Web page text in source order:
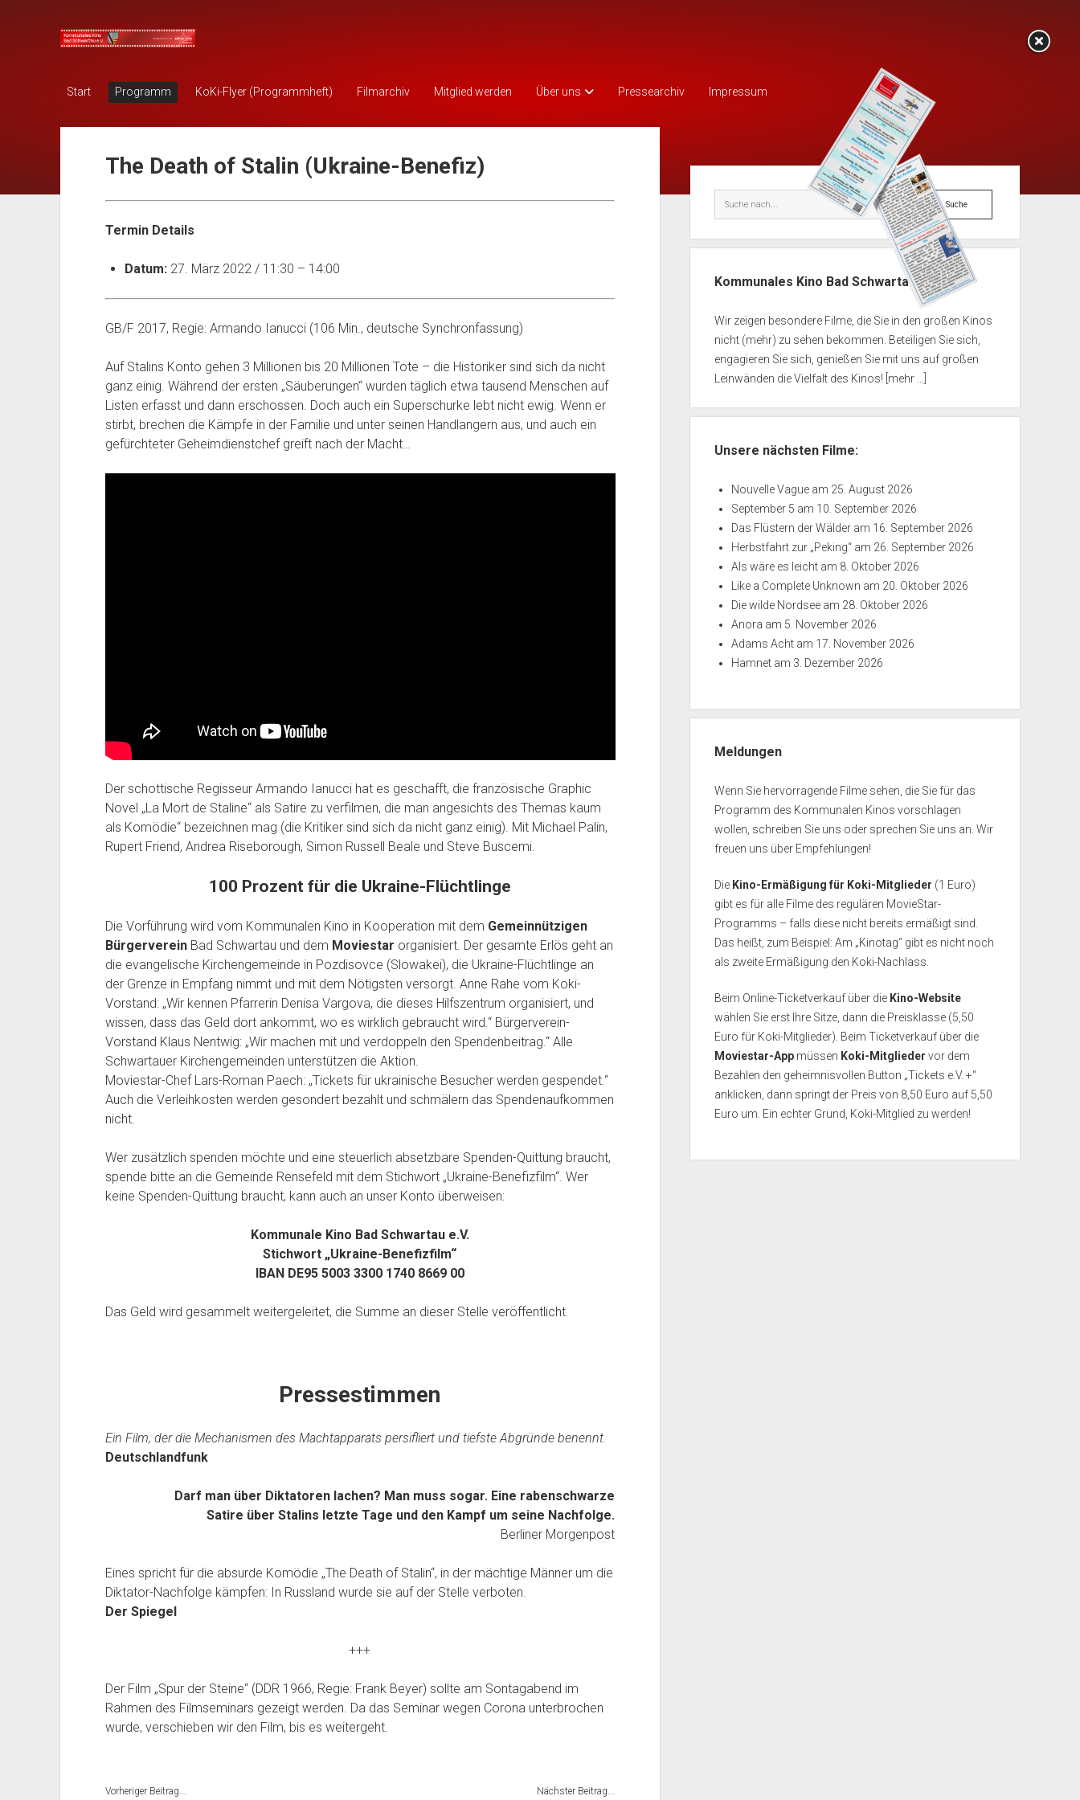
KOKI
Schwartau
Start Programm KoKi-Flyer (Programmheft) Filmarchiv Mitglied werden Über uns Pressearchiv Impressum
The Death of Stalin (Ukraine-Benefiz)
Termin Details
Datum: 27. März 2022 / 11:30 – 14:00
GB/F 2017, Regie: Armando Ianucci (106 Min., deutsche Synchronfassung)
Auf Stalins Konto gehen 3 Millionen bis 20 Millionen Tote – die Historiker sind sich da nicht
ganz einig. Während der ersten „Säuberungen“ wurden täglich etwa tausend Menschen auf
Listen erfasst und dann erschossen. Doch auch ein Superschurke lebt nicht ewig. Wenn er
stirbt, brechen die Kämpfe in der Familie und unter seinen Handlangern aus, und auch ein
gefürchteter Geheimdienstchef greift nach der Macht…
Der schottische Regisseur Armando Ianucci hat es geschafft, die französische Graphic
Novel „La Mort de Staline“ als Satire zu verfilmen, die man angesichts des Themas kaum
als Komödie“ bezeichnen mag (die Kritiker sind sich da nicht ganz einig). Mit Michael Palin,
Rupert Friend, Andrea Riseborough, Simon Russell Beale und Steve Buscemi.
100 Prozent für die Ukraine-Flüchtlinge
Die Vorführung wird vom Kommunalen Kino in Kooperation mit dem Gemeinnützigen
BürgervereinBad Schwartau und dem Moviestar organisiert. Der gesamte Erlös geht an
die evangelische Kirchengemeinde in Pozdisovce (Slowakei), die Ukraine-Flüchtlinge an
der Grenze in Empfang nimmt und mit dem Nötigsten versorgt. Anne Rahe vom Koki-
Vorstand: „Wir kennen Pfarrerin Denisa Vargova, die dieses Hilfszentrum organisiert, und
wissen, dass das Geld dort ankommt, wo es wirklich gebraucht wird.“ Bürgerverein-
Vorstand Klaus Nentwig: „Wir machen mit und verdoppeln den Spendenbeitrag.“ Alle
Schwartauer Kirchengemeinden unterstützen die Aktion.
Moviestar-Chef Lars-Roman Paech: „Tickets für ukrainische Besucher werden gespendet.“
Auch die Verleihkosten werden gesondert bezahlt und schmälern das Spendenaufkommen
nicht.
Wer zusätzlich spenden möchte und eine steuerlich absetzbare Spenden-Quittung braucht,
spende bitte an die Gemeinde Rensefeld mit dem Stichwort „Ukraine-Benefizfilm“. Wer
keine Spenden-Quittung braucht, kann auch an unser Konto überweisen:
Kommunale Kino Bad Schwartau e.V.
Stichwort „Ukraine-Benefizfilm“
IBAN DE95 5003 3300 1740 8669 00
Das Geld wird gesammelt weitergeleitet, die Summe an dieser Stelle veröffentlicht.
Pressestimmen
Ein Film, der die Mechanismen des Machtapparats persifliert und tiefste Abgründe benennt.
Deutschlandfunk
Darf man über Diktatoren lachen? Man muss sogar. Eine rabenschwarze
Satire über Stalins letzte Tage und den Kampf um seine Nachfolge.
Berliner Morgenpost
Eines spricht für die absurde Komödie „The Death of Stalin“, in der mächtige Männer um die
Diktator-Nachfolge kämpfen: In Russland wurde sie auf der Stelle verboten.
Der Spiegel
+++
Der Film „Spur der Steine“ (DDR 1966, Regie: Frank Beyer) sollte am Sontagabend im
Rahmen des Filmseminars gezeigt werden. Da das Seminar wegen Corona unterbrochen
wurde, verschieben wir den Film, bis es weitergeht.
Vorheriger Beitrag... Nächster Beitrag...
Suche
Kommunales Kino Bad Schwartau e.V.
Wir zeigen besondere Filme, die Sie in den großen Kinos
nicht (mehr) zu sehen bekommen. Beteiligen Sie sich,
engagieren Sie sich, genießen Sie mit uns auf großen
Leinwänden die Vielfalt des Kinos! [mehr ...]
Unsere nächsten Filme:
Nouvelle Vague am 25. August 2026
September 5 am 10. September 2026
Das Flüstern der Wälder am 16. September 2026
Herbstfahrt zur „Peking“ am 26. September 2026
Als wäre es leicht am 8. Oktober 2026
Like a Complete Unknown am 20. Oktober 2026
Die wilde Nordsee am 28. Oktober 2026
Anora am 5. November 2026
Adams Acht am 17. November 2026
Hamnet am 3. Dezember 2026
Meldungen
Wenn Sie hervorragende Filme sehen, die Sie für das
Programm des Kommunalen Kinos vorschlagen
wollen, schreiben Sie uns oder sprechen Sie uns an. Wir
freuen uns über Empfehlungen!
Die Kino-Ermäßigung für Koki-Mitglieder (1 Euro)
gibt es für alle Filme des regulären MovieStar-
Programms – falls diese nicht bereits ermäßigt sind.
Das heißt, zum Beispiel: Am „Kinotag“ gibt es nicht noch
als zweite Ermäßigung den Koki-Nachlass.
Beim Online-Ticketverkauf über die Kino-Website
wählen Sie erst Ihre Sitze, dann die Preisklasse (5,50
Euro für Koki-Mitglieder). Beim Ticketverkauf über die
Moviestar-App müssen Koki-Mitgliedervor dem
Bezahlen den geheimnisvollen Button „Tickets e.V. +“
anklicken, dann springt der Preis von 8,50 Euro auf 5,50
Euro um. Ein echter Grund, Koki-Mitglied zu werden!